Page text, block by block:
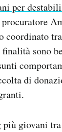
per
coordinato
sono
di
più giovani